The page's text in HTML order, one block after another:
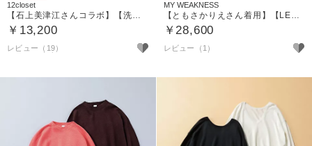
12closet
【石上美津江さんコラボ】【洗える】すっきり見えハイネックニット
￥13,200
レビュー（19）
MY WEAKNESS
【ともさかりえさん着用】【LEE別注】【洗える】Rowan Pull Over （プルオーバーニット）
￥28,600
レビュー（1）